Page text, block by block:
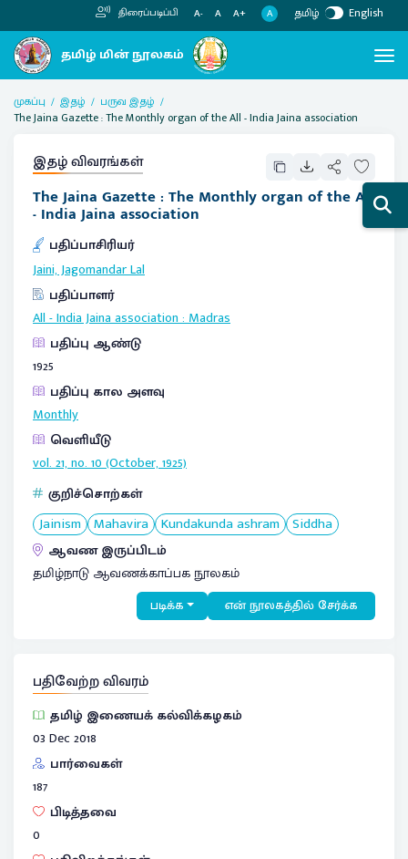
திரைப்படிப்பி A- A A+ A தமிழ் English
முகப்பு இதழ்
பருவ இதழ்
The Jaina Gazette : The Monthly organ of the All - India Jaina association
இதழ் விவரங்கள்
The Jaina Gazette : The Monthly organ of the All
- India Jaina association
பதிப்பாசிரியர்
Jaini, Jagomandar Lal
பதிப்பாளர்
All - India Jaina association:Madras
பதிப்பு ஆண்டு
1925
பதிப்பு கால அளவு
Monthly
வெளியீடு
vol. 21, no. 10 (October, 1925)
குறிச்சொற்கள்
Jainism Mahavira Kundakunda ashram Siddha
ஆவண இருப்பிடம்
தமிழ்நாடு ஆவணக்காப்பக நூலகம்
படிக்க என் நூலகத்தில் சேர்க்க
பதிவேற்ற விவரம்
தமிழ் இணையக் கல்விக்கழகம்
03 Dec 2018
பார்வைகள்
187
பிடித்தவை
0